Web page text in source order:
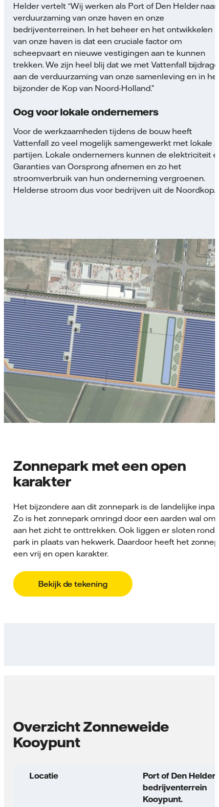
Helder vertelt “Wij werken als Port of Den Helder naar
verduurzaming van onze haven en onze
bedrijventerreinen. In het beheer en het ontwikkelen
van onze haven is dat een cruciale factor om
scheepvaart en nieuwe vestigingen aan te kunnen
trekken. We zijn heel blij dat we met Vattenfall
aan de verduurzaming van onze samenleving en in
bijzonder de Kop van Noord-Holland.”
Oog voor lokale ondernemers
Voor de werkzaamheden tijdens de bouw heeft
Vattenfall zo veel mogelijk samengewerkt met lokale
partijen. Lokale ondernemers kunnen de elektriciteit
Garanties van Oorsprong afnemen en zo het
stroomverbruik van hun onderneming vergroenen.
Helderse stroom dus voor bedrijven uit de Noordkop.
Zonnepark met een open
karakter
Het bijzondere aan dit zonnepark is de landelijke
Zo is het zonnepark omringd door een aarden wal om
aan het zicht te onttrekken. Ook liggen er sloten
park in plaats van hekwerk. Daardoor heeft het
een vrij en open karakter.
Bekijk de tekening
Overzicht Zonneweide
Kooypunt
Locatie
Port of Den Helder
bedrijven­terrein
Kooypunt.